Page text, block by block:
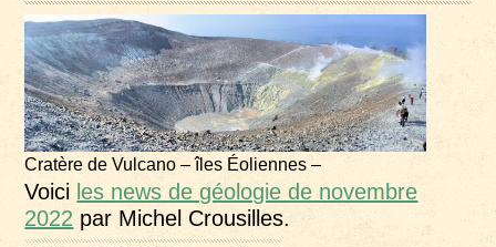
Cratère de Vulcano – îles Éoliennes –
Voici les news de géologie de novembre
2022 par Michel Crousilles.